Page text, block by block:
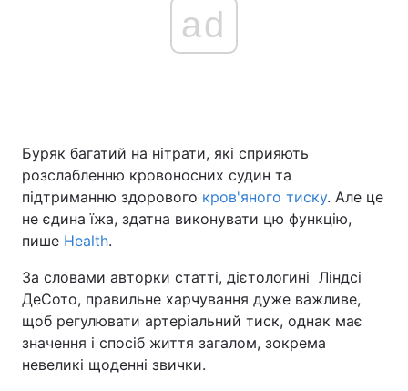
ad
Буряк багатий на нітрати, які сприяють
розслабленню кровоносних судин та
підтриманню здорового кров'яного тиску. Але це
не єдина їжа, здатна виконувати цю функцію,
пише Health.
За словами авторки статті, дієтологині Ліндсі
ДеСото, правильне харчування дуже важливе,
щоб регулювати артеріальний тиск, однак має
значення і спосіб життя загалом, зокрема
невеликі щоденні звички.